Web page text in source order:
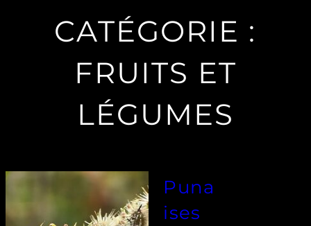
CATÉGORIE :
FRUITS ET
LÉGUMES
Puna
ises